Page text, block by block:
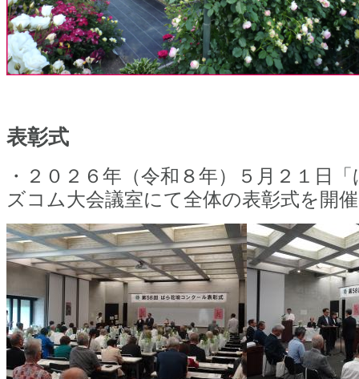
表彰式
・２０２６年（令和８年）５月２１日
ズコム大会議室にて全体の表彰式を開